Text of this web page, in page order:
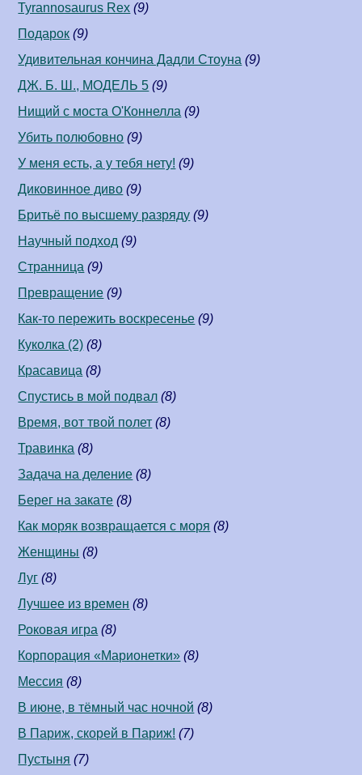
Tyrannosaurus Rex (9)
Подарок (9)
Удивительная кончина Дадли Стоуна (9)
ДЖ. Б. Ш., МОДЕЛЬ 5 (9)
Нищий с моста О'Коннелла (9)
Убить полюбовно (9)
У меня есть, а у тебя нету! (9)
Диковинное диво (9)
Бритьё по высшему разряду (9)
Научный подход (9)
Странница (9)
Превращение (9)
Как-то пережить воскресенье (9)
Куколка (2) (8)
Красавица (8)
Спустись в мой подвал (8)
Время, вот твой полет (8)
Травинка (8)
Задача на деление (8)
Берег на закате (8)
Как моряк возвращается с моря (8)
Женщины (8)
Луг (8)
Лучшее из времен (8)
Роковая игра (8)
Корпорация «Марионетки» (8)
Мессия (8)
В июне, в тёмный час ночной (8)
В Париж, скорей в Париж! (7)
Пустыня (7)